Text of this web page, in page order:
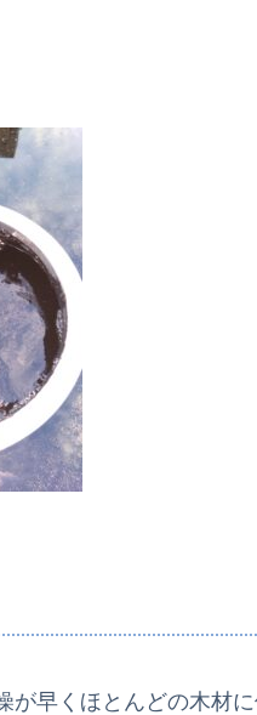
が早くほとんどの木材